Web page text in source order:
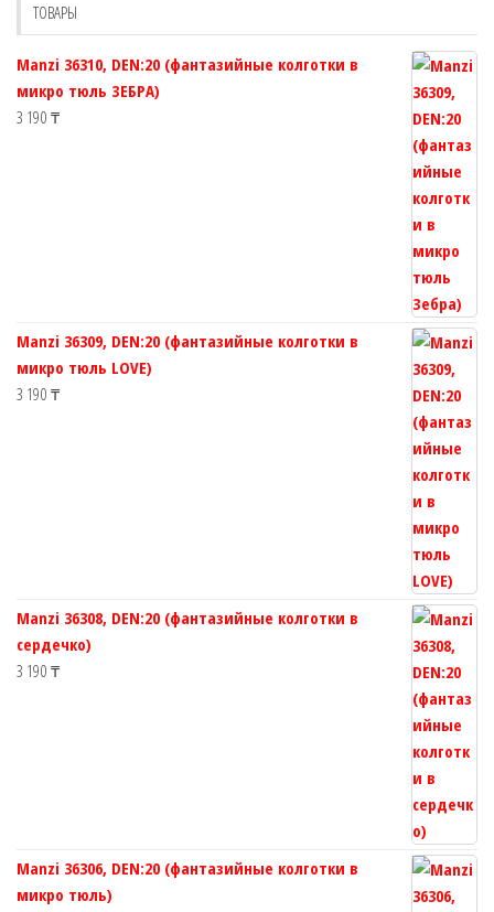
товара.
товара.
ТОВАРЫ
Manzi 36310, DEN:20 (фантазийные колготки в
микро тюль ЗЕБРА)
3 190 ₸
Manzi 36309, DEN:20 (фантазийные колготки в
микро тюль LOVE)
3 190 ₸
Manzi 36308, DEN:20 (фантазийные колготки в
сердечко)
3 190 ₸
Manzi 36306, DEN:20 (фантазийные колготки в
микро тюль)